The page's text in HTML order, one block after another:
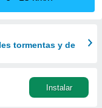
tormentas y de
Instalar